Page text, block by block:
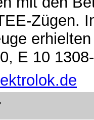
Zügen.
E 10